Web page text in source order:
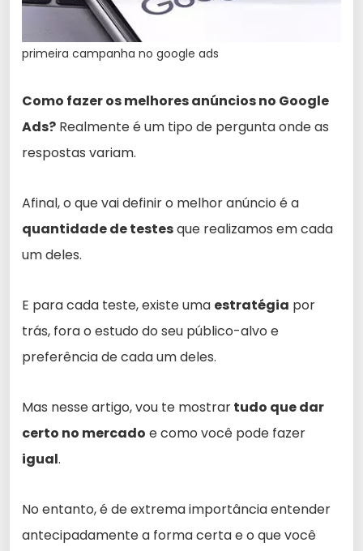
primeira campanha no google ads
Como fazer os melhores anúncios no Google
Ads? Realmente é um tipo de pergunta onde as
respostas variam.
Afinal, o que vai definir o melhor anúncio é a
quantidade de testesque realizamos em cada
um deles.
E para cada teste, existe uma estratégia por
trás, fora o estudo do seu público-alvo e
preferência de cada um deles.
Mas nesse artigo, vou te mostrartudo que dar
certo no mercado e como você pode fazer
igual.
No entanto, é de extrema importância entender
antecipadamente a forma certa e o que você